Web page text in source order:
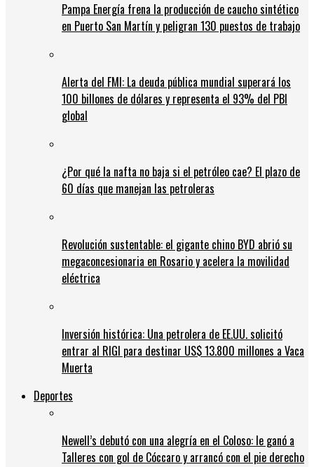
Pampa Energía frena la producción de caucho sintético
en Puerto San Martín y peligran 130 puestos de trabajo
Alerta del FMI: La deuda pública mundial superará los
100 billones de dólares y representa el 93% del PBI
global
¿Por qué la nafta no baja si el petróleo cae? El plazo de
60 días que manejan las petroleras
Revolución sustentable: el gigante chino BYD abrió su
megaconcesionaria en Rosario y acelera la movilidad
eléctrica
Inversión histórica: Una petrolera de EE.UU. solicitó
entrar al RIGI para destinar US$ 13.800 millones a Vaca
Muerta
Deportes
Newell’s debutó con una alegría en el Coloso: le ganó a
Talleres con gol de Cóccaro y arrancó con el pie derecho